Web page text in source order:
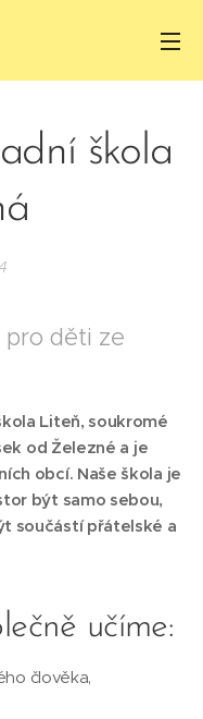
škola
pro děti ze
Liteň, soukromé
od Železné a je
obcí. Naše škola je
být samo sebou,
součástí přátelské a
učíme:
člověka,